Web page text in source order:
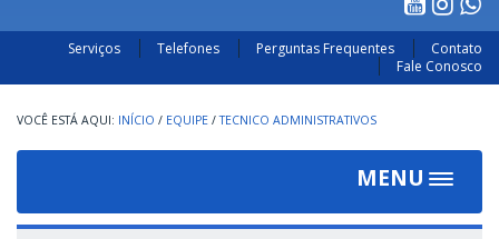
Serviços Telefones Perguntas Frequentes
Contato
Fale Conosco
INÍCIO / EQUIPE / TECNICO ADMINISTRATIVOS
MENU
Toggle